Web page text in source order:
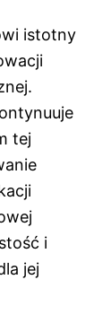
istotny
tej
i
jej